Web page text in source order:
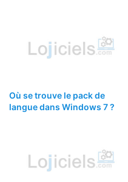
Où se trouve le pack de
langue dans Windows 7 ?